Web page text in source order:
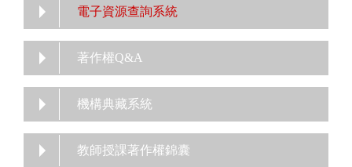
電子資源查詢系統
著作權Q&A
機構典藏系統
教師授課著作權錦囊